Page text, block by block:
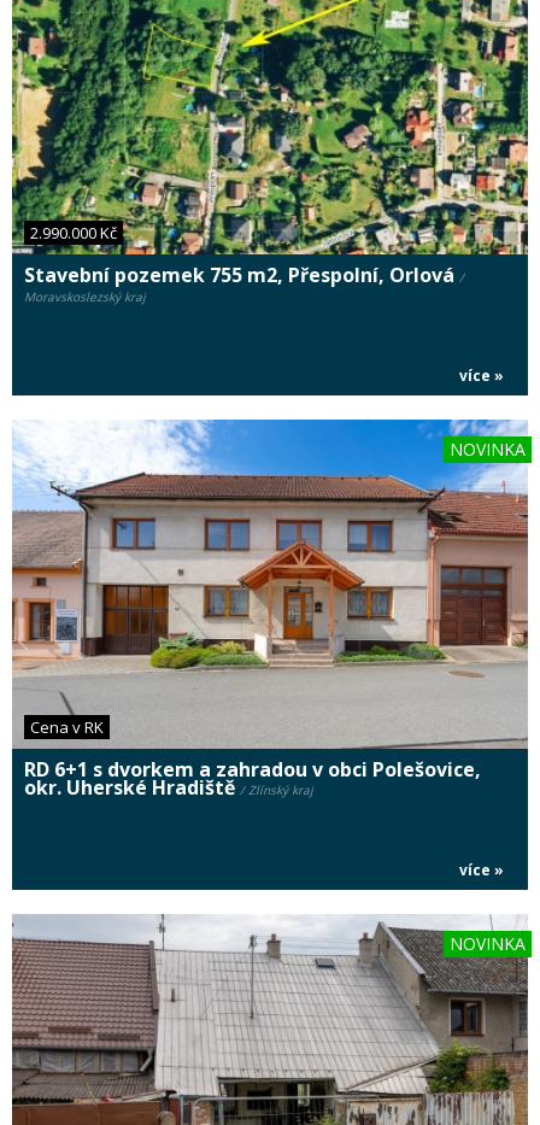
2.990.000 Kč
Stavební pozemek 755 m2, Přespolní, Orlová /
Moravskoslezský kraj
více »
Cena v RK
NOVINKA
RD 6+1 s dvorkem a zahradou v obci Polešovice,
okr. Uherské Hradiště / Zlínský kraj
více »
NOVINKA